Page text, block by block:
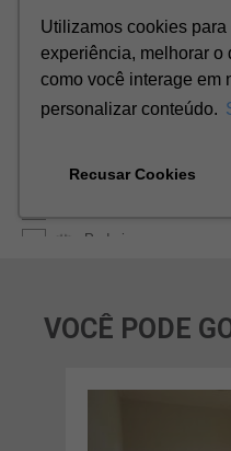
VOCÊ PODE